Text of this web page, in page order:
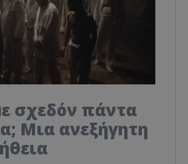
σχεδόν πάντα
Μια ανεξήγητη